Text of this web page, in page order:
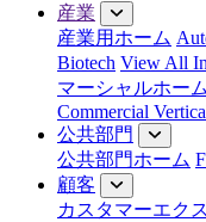
産業
産業用ホーム
Biotech View All
マーシャルホーム
Commercial
公共部門
公共部門ホーム
顧客
カスタマーエク